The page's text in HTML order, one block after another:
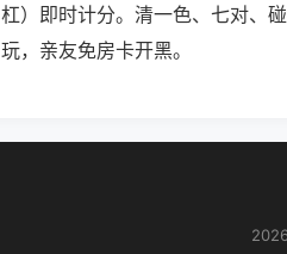
杠）即时计分。清一色、七对、
玩，亲友免房卡开黑。